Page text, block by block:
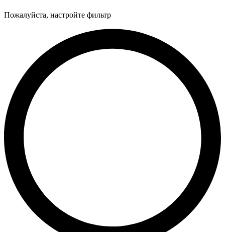
Пожалуйста, настройте фильтр